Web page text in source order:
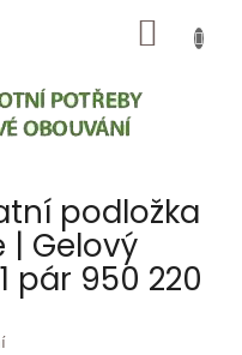
podložka
Gelový
pár 950 220